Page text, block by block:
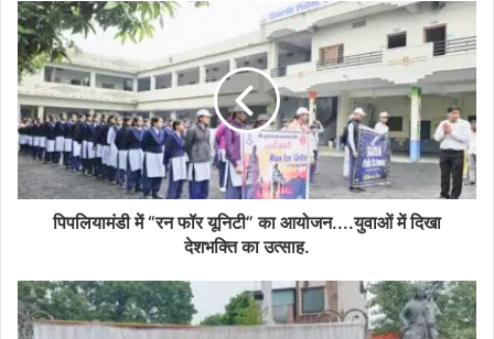
पिपलियामंडी में “रन फॉर यूनिटी” का आयोजन....युवाओं में दिखा
देशभक्ति का उत्साह.